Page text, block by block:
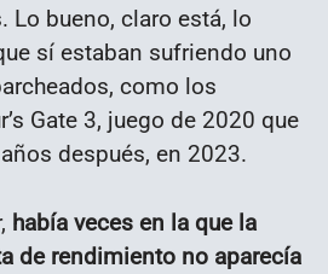
Lo bueno, claro está, lo
sí estaban sufriendo uno
como los
Gate 3, juego de 2020 que
después, en 2023.
había veces en la que la
de rendimiento no aparecía